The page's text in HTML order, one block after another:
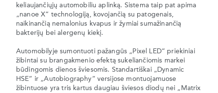
keliaujančiųjų automobiliu aplinką. Sistema taip pat apima
„nanoe X“ technologiją, kovojančią su patogenais,
naikinančią nemalonius kvapus ir žymiai sumažinančią
bakterijų bei alergenų kiekį.
Automobilyje sumontuoti pažangūs „Pixel LED“ priekiniai
žibintai su brangakmenio efektą sukeliančiomis markei
būdingomis dienos šviesomis. Standartiškai „Dynamic
HSE“ ir „Autobiography“ versijose montuojamuose
žibintuose yra tris kartus daugiau šviesos diodų nei „Matrix